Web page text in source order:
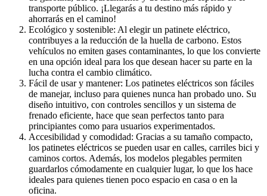
transporte público. ¡Llegarás a tu destino más rápido y
ahorrarás en el camino!
Ecológico y sostenible: Al elegir un patinete eléctrico,
contribuyes a la reducción de la huella de carbono. Estos
vehículos no emiten gases contaminantes, lo que los convierte
en una opción ideal para los que desean hacer su parte en la
lucha contra el cambio climático.
Fácil de usar y mantener: Los patinetes eléctricos son fáciles
de manejar, incluso para quienes nunca han probado uno. Su
diseño intuitivo, con controles sencillos y un sistema de
frenado eficiente, hace que sean perfectos tanto para
principiantes como para usuarios experimentados.
Accesibilidad y comodidad: Gracias a su tamaño compacto,
los patinetes eléctricos se pueden usar en calles, carriles bici y
caminos cortos. Además, los modelos plegables permiten
guardarlos cómodamente en cualquier lugar, lo que los hace
ideales para quienes tienen poco espacio en casa o en la
oficina.